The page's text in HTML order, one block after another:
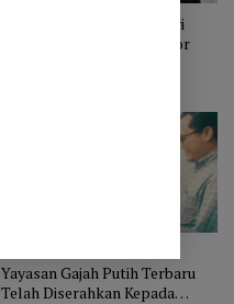
Direktur Pendidikan Tinggi
Kemenag RI Jabat Pj Rektor
Yayasan Gajah Putih Terbaru
Telah Diserahkan Kepada